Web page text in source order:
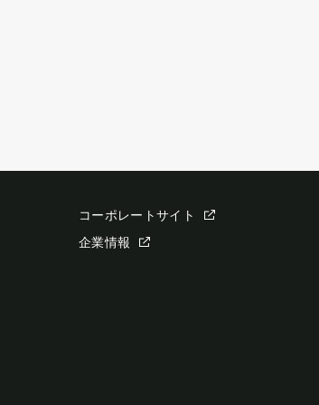
コーポレートサイト
企業情報